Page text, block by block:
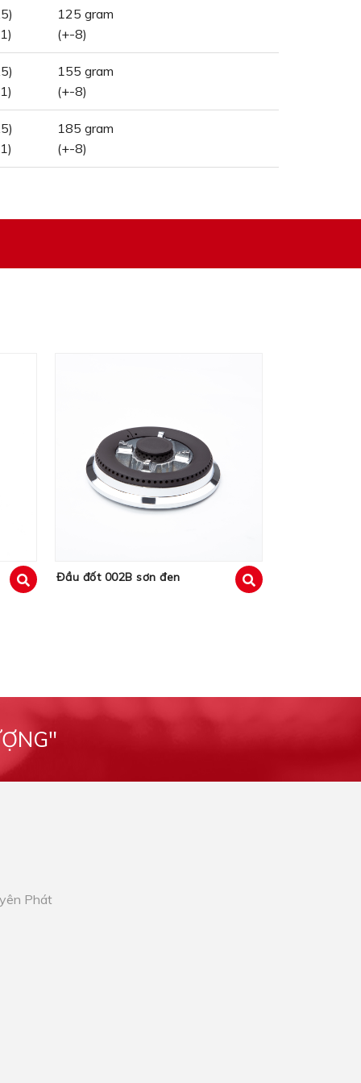
125 gram
(+-8)
155 gram
(+-8)
185 gram
(+-8)
Đầu đốt 002B sơn đen
Phát